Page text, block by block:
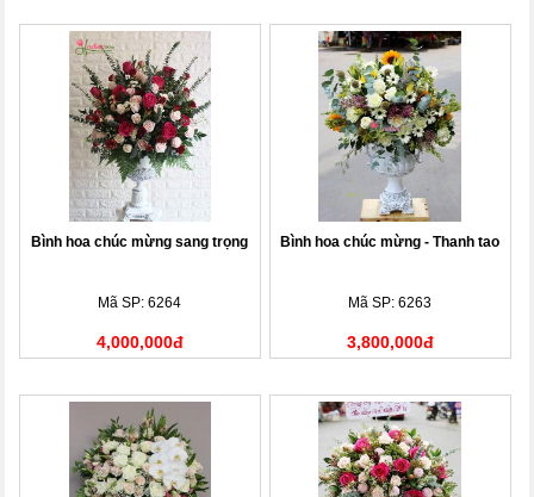
Bình hoa chúc mừng sang trọng
Mã SP: 6264
4,000,000đ
Bình hoa chúc mừng - Thanh tao
Mã SP: 6263
3,800,000đ